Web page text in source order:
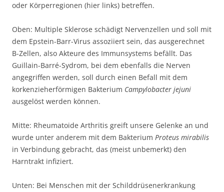
oder Körperregionen (hier links) betreffen.
Oben: Multiple Sklerose schädigt Nervenzellen und soll mit
dem Epstein-Barr-Virus assoziiert sein, das ausgerechnet
B-Zellen, also Akteure des Immunsystems befällt. Das
Guillain-Barré-Sydrom, bei dem ebenfalls die Nerven
angegriffen werden, soll durch einen Befall mit dem
korkenzieherförmigen Bakterium Campylobacter jejuni
ausgelöst werden können.
Mitte: Rheumatoide Arthritis greift unsere Gelenke an und
wurde unter anderem mit dem Bakterium Proteus mirabilis
in Verbindung gebracht, das (meist unbemerkt) den
Harntrakt infiziert.
Unten: Bei Menschen mit der Schilddrüsenerkrankung